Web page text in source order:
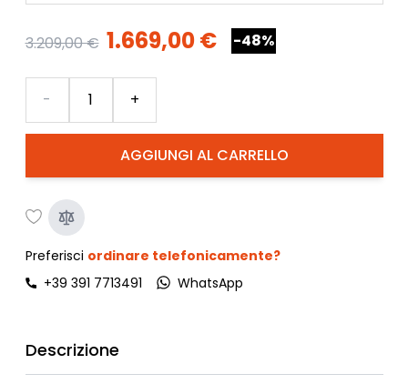
3.209,00 € 1.669,00 € -48%
AGGIUNGI AL CARRELLO
- +
Preferisci ordinare telefonicamente?
+39 391 7713491
WhatsApp
Descrizione